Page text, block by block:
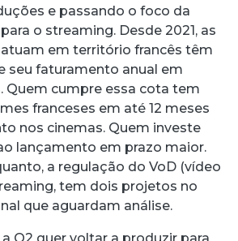
e passando o foco da
o streaming. Desde 2021, as
em território francês têm
seu faturamento anual em
Quem cumpre essa cota tem
franceses em até 12 meses
nos cinemas. Quem investe
lançamento em prazo maior.
a regulação do VoD (vídeo
tem dois projetos no
que aguardam análise.